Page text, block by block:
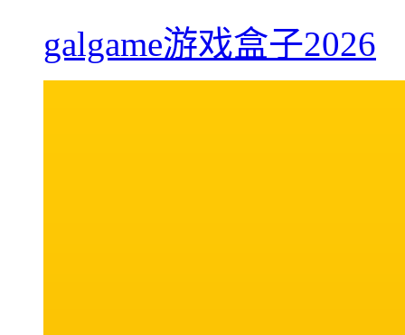
galgame游戏盒子2026